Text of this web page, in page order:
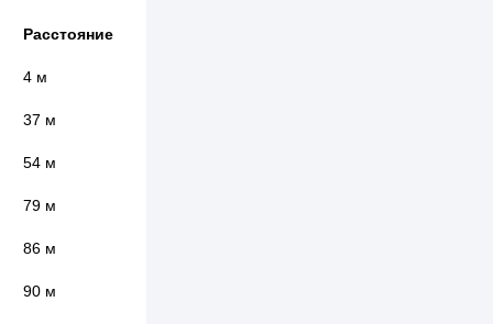
Расстояние
4 м
37 м
54 м
79 м
86 м
90 м